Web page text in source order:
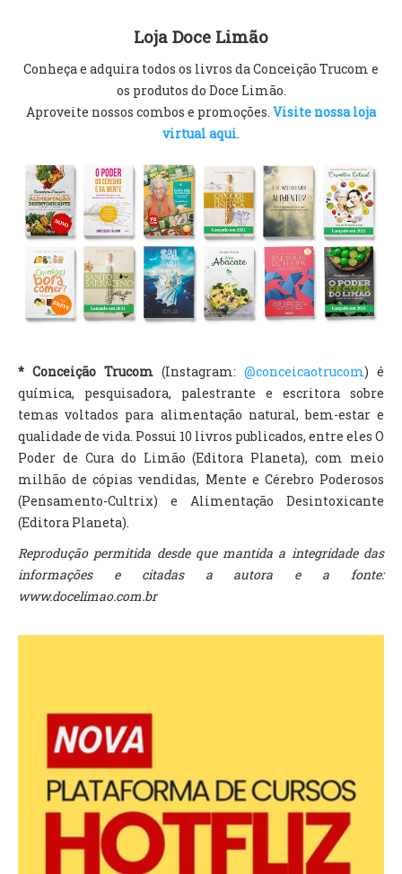
Loja Doce Limão
Conheça e adquira todos os livros da Conceição Trucom e
os produtos do Doce Limão.
Aproveite nossos combos e promoções. Visite nossa loja
virtual aqui.
* Conceição Trucom (Instagram: @conceicaotrucom) é
química, pesquisadora, palestrante e escritora sobre
temas voltados para alimentação natural, bem-estar e
qualidade de vida. Possui 10 livros publicados, entre eles O
Poder de Cura do Limão (Editora Planeta), com meio
milhão de cópias vendidas, Mente e Cérebro Poderosos
(Pensamento-Cultrix) e Alimentação Desintoxicante
(Editora Planeta).
Reprodução permitida desde que mantida a integridade das
informações e citadas a autora e a fonte:
www.docelimao.com.br